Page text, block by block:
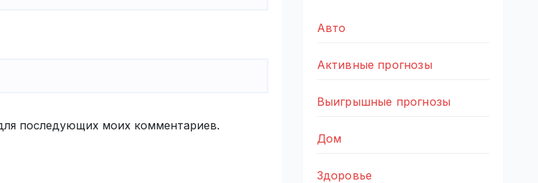
последующих моих комментариев.
Авто
Активные прогнозы
Выигрышные прогнозы
Дом
Здоровье